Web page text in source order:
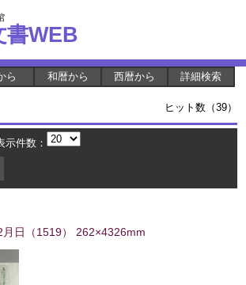
書WEB
ら 和暦から 西暦から 詳細検索
ヒット数（39）
示件数：
日 （1519） 262×4326mm